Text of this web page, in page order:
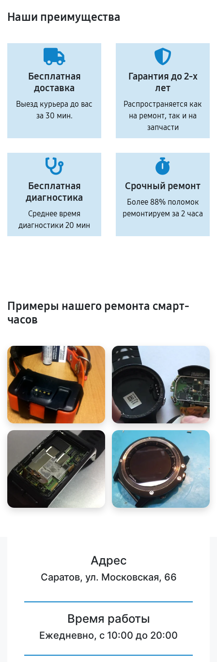
Наши преимущества
Бесплатная
доставка
Выезд курьера до вас
за 30 мин.
Гарантия до 2-х
лет
Распространяется как
на ремонт, так и на
запчасти
Бесплатная
диагностика
Среднее время
диагностики 20 мин
Срочный ремонт
Более 88% поломок
ремонтируем за 2 часа
Примеры нашего ремонта смарт-
часов
Адрес
Саратов, ул. Московская, 66
Время работы
Ежедневно, с 10:00 до 20:00